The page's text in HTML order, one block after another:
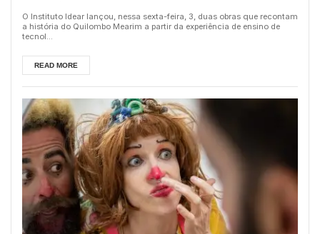
O Instituto Idear lançou, nessa sexta-feira, 3, duas obras que recontam
a história do Quilombo Mearim a partir da experiência de ensino de
tecnol...
READ MORE